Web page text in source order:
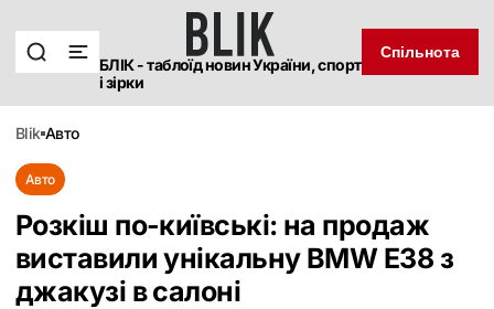
БЛІК - таблоїд новин України, спорт
і зірки
Спільнота
blik авто
Авто
Розкіш по-київські: на продаж
виставили унікальну BMW E38 з
джакузі в салоні